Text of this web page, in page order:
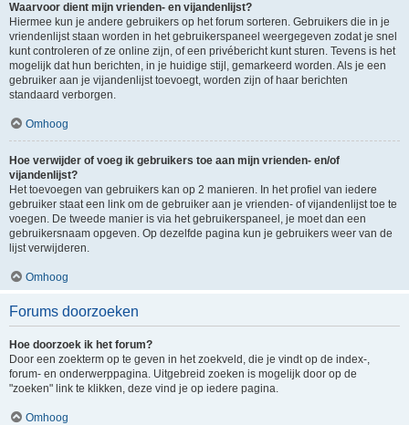
Waarvoor dient mijn vrienden- en vijandenlijst?
Hiermee kun je andere gebruikers op het forum sorteren. Gebruikers die in je
vriendenlijst staan worden in het gebruikerspaneel weergegeven zodat je snel
kunt controleren of ze online zijn, of een privébericht kunt sturen. Tevens is het
mogelijk dat hun berichten, in je huidige stijl, gemarkeerd worden. Als je een
gebruiker aan je vijandenlijst toevoegt, worden zijn of haar berichten
standaard verborgen.
Omhoog
Hoe verwijder of voeg ik gebruikers toe aan mijn vrienden- en/of
vijandenlijst?
Het toevoegen van gebruikers kan op 2 manieren. In het profiel van iedere
gebruiker staat een link om de gebruiker aan je vrienden- of vijandenlijst toe te
voegen. De tweede manier is via het gebruikerspaneel, je moet dan een
gebruikersnaam opgeven. Op dezelfde pagina kun je gebruikers weer van de
lijst verwijderen.
Omhoog
Forums doorzoeken
Hoe doorzoek ik het forum?
Door een zoekterm op te geven in het zoekveld, die je vindt op de index-,
forum- en onderwerppagina. Uitgebreid zoeken is mogelijk door op de
"zoeken" link te klikken, deze vind je op iedere pagina.
Omhoog